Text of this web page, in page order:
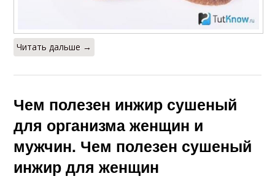
Читать дальше →
Чем полезен инжир сушеный
для организма женщин и
мужчин. Чем полезен сушеный
инжир для женщин